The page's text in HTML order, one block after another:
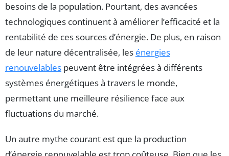
besoins de la population. Pourtant, des avancées
technologiques continuent à améliorer l’efficacité et la
rentabilité de ces sources d’énergie. De plus, en raison
de leur nature décentralisée, les énergies
renouvelables peuvent être intégrées à différents
systèmes énergétiques à travers le monde,
permettant une meilleure résilience face aux
fluctuations du marché.
Un autre mythe courant est que la production